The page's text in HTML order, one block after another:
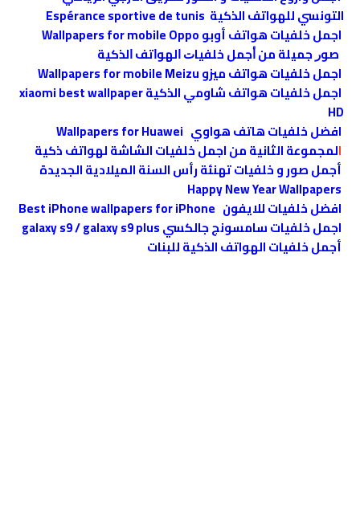
التونسي للهواتف الذكية Espérance sportive de tunis
اجمل خلفيات هواتف أوبو Wallpapers for mobile Oppo
ﺻﻮﺭ جميلة ﻣﻦ ﺃﺟﻤﻞ ﺧﻠﻔﻴﺎﺕ ﺍﻟﻬﻮﺍﺗﻒ ﺍﻟﺬﻛﻴﺔ
اجمل خلفيات هواتف ميزو Wallpapers for mobile Meizu
اجمل خلفيات هواتف شاومي الذكية xiaomi best wallpaper
HD
افضل خلفيات هاتف هواوي Wallpapers for Huawei
المجموعة الثانية من اجمل خلفيات الشاشة لهواتف ذكية
أجمل صور و خلفيات تهنئة رأس السنة الميلادية الجديدة
افضل خلفيات للايفون Best iPhone wallpapers for iPhone
اجمل خلفيات سامسونج جالكسي galaxy s9 / galaxy s9 plus
أجمل خلفيات الهواتف الذكية للبنات